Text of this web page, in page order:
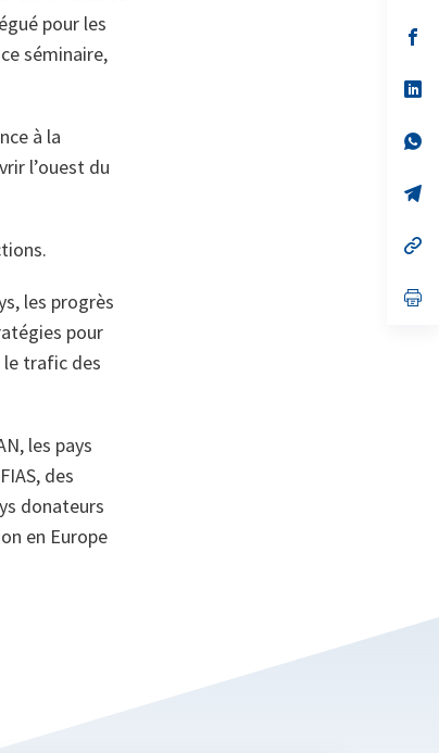
pour les
séminaire,
à la
l’ouest du
les progrès
pour
trafic des
les pays
des
donateurs
en Europe